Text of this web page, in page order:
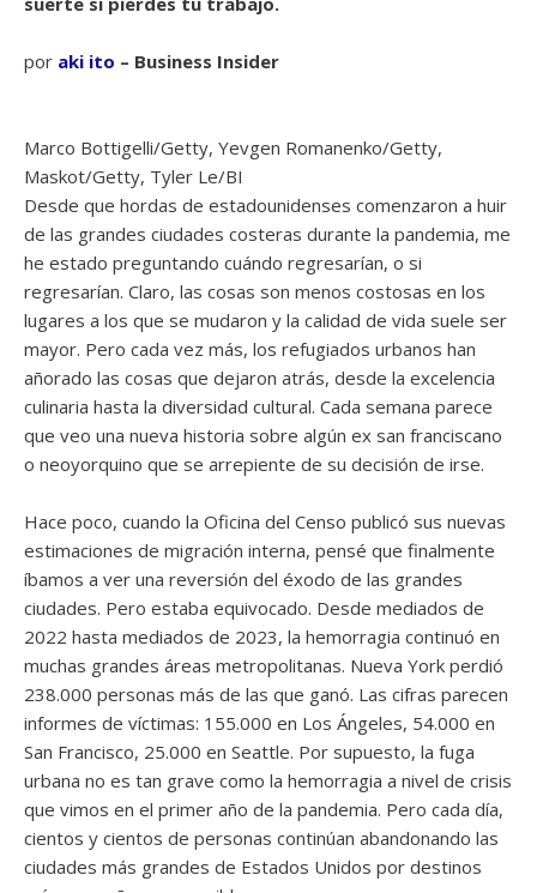
por aki ito – Business Insider
Marco Bottigelli/Getty, Yevgen Romanenko/Getty,
Maskot/Getty, Tyler Le/BI
Desde que hordas de estadounidenses comenzaron a huir
de las grandes ciudades costeras durante la pandemia, me
he estado preguntando cuándo regresarían, o si
regresarían. Claro, las cosas son menos costosas en los
lugares a los que se mudaron y la calidad de vida suele ser
mayor. Pero cada vez más, los refugiados urbanos han
añorado las cosas que dejaron atrás, desde la excelencia
culinaria hasta la diversidad cultural. Cada semana parece
que veo una nueva historia sobre algún ex san franciscano
o neoyorquino que se arrepiente de su decisión de irse.
Hace poco, cuando la Oficina del Censo publicó sus nuevas
estimaciones de migración interna, pensé que finalmente
íbamos a ver una reversión del éxodo de las grandes
ciudades. Pero estaba equivocado. Desde mediados de
2022 hasta mediados de 2023, la hemorragia continuó en
muchas grandes áreas metropolitanas. Nueva York perdió
238.000 personas más de las que ganó. Las cifras parecen
informes de víctimas: 155.000 en Los Ángeles, 54.000 en
San Francisco, 25.000 en Seattle. Por supuesto, la fuga
urbana no es tan grave como la hemorragia a nivel de crisis
que vimos en el primer año de la pandemia. Pero cada día,
cientos y cientos de personas continúan abandonando las
ciudades más grandes de Estados Unidos por destinos